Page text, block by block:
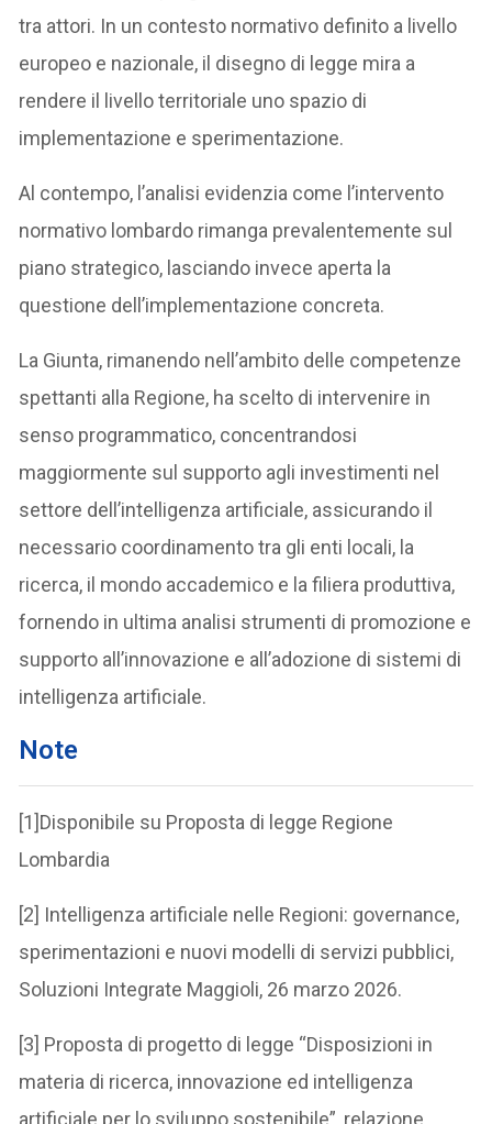
tra attori. In un contesto normativo definito a livello
europeo e nazionale, il disegno di legge mira a
rendere il livello territoriale uno spazio di
implementazione e sperimentazione.
Al contempo, l’analisi evidenzia come l’intervento
normativo lombardo rimanga prevalentemente sul
piano strategico, lasciando invece aperta la
questione dell’implementazione concreta.
La Giunta, rimanendo nell’ambito delle competenze
spettanti alla Regione, ha scelto di intervenire in
senso programmatico, concentrandosi
maggiormente sul supporto agli investimenti nel
settore dell’intelligenza artificiale, assicurando il
necessario coordinamento tra gli enti locali, la
ricerca, il mondo accademico e la filiera produttiva,
fornendo in ultima analisi strumenti di promozione e
supporto all’innovazione e all’adozione di sistemi di
intelligenza artificiale.
Note
[1]Disponibile su Proposta di legge Regione
Lombardia
[2] Intelligenza artificiale nelle Regioni: governance,
sperimentazioni e nuovi modelli di servizi pubblici,
Soluzioni Integrate Maggioli, 26 marzo 2026.
[3] Proposta di progetto di legge “Disposizioni in
materia di ricerca, innovazione ed intelligenza
artificiale per lo sviluppo sostenibile”, relazione